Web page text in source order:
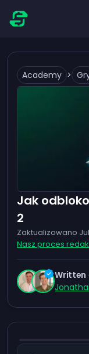
Academy >
Jak
2
Zaktualizowano
Nasz proces
Written